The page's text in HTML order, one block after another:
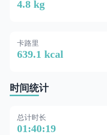
4.8 kg
卡路里
639.1 kcal
时间统计
总计时长
01:40:19